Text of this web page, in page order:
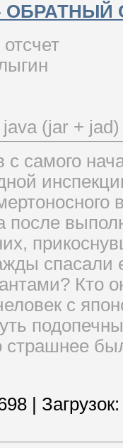
ОБРАТНЫЙ
(jar + jad)
самого
спасали
Кто
с
Загрузок: